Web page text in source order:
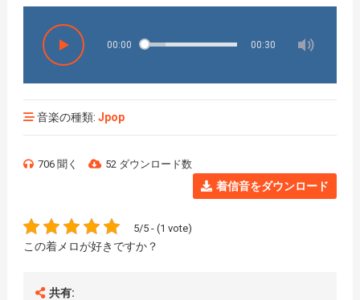
00:00 00:30
音楽の種類: Jpop
706 聞く 52 ダウンロード数
着信音をダウンロード
5/5 - (1 vote)
この着メロが好きですか？
共有: